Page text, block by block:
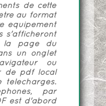
de cette
au format
équipement
s'afficheront
la page du
un onglet
ou
de pdf local
téléchargés.
par
est d'abord